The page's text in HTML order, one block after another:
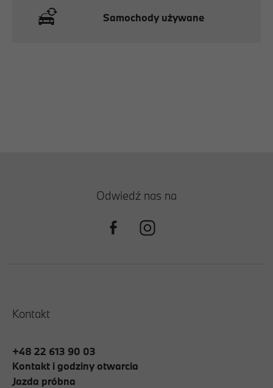
Samochody używane
Odwiedź nas na
Kontakt
+48 22 613 90 03
Kontakt i godziny otwarcia
Jazda próbna